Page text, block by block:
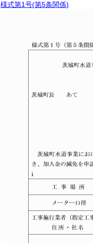
様式第1号(第5条関係)